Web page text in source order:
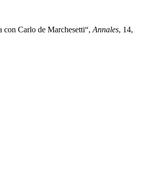
con Carlo de Marchesetti“, Annales, 14,